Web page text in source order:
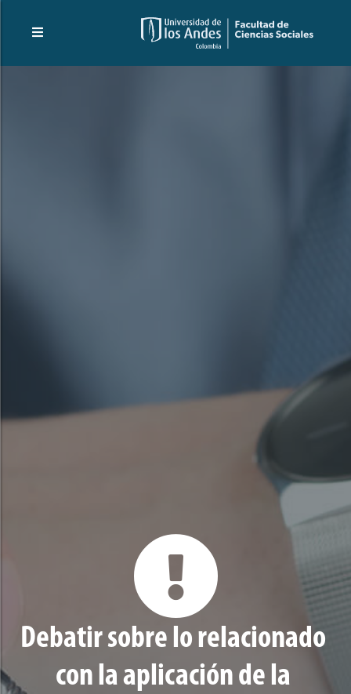
Debatir sobre lo relacionado
con la aplicación de la